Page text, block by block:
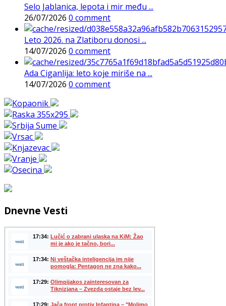
Selo Jablanica, lepota i mir među ...
26/07/2026 0 comment
Leto 2026. na Zlatiboru donosi ...
14/07/2026 0 comment
Ada Ciganlija: leto koje miriše na ...
14/07/2026 0 comment
Dnevne Vesti